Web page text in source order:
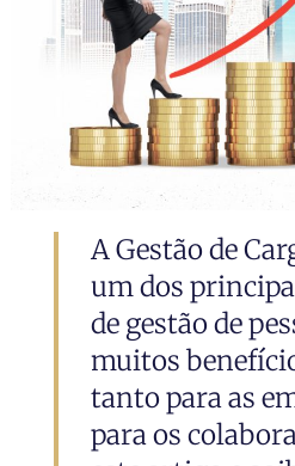
A Gestão de
um dos
de gestão de